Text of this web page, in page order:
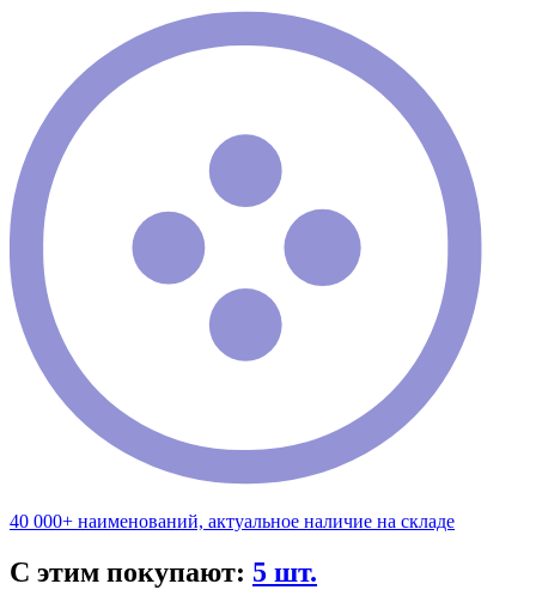
40 000+ наименований, актуальное наличие на складе
С этим покупают: 5 шт.